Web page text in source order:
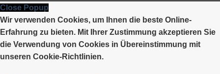
Close Popup
Wir verwenden Cookies, um Ihnen die beste Online-
Erfahrung zu bieten. Mit Ihrer Zustimmung akzeptieren Sie
die Verwendung von Cookies in Übereinstimmung mit
unseren Cookie-Richtlinien.